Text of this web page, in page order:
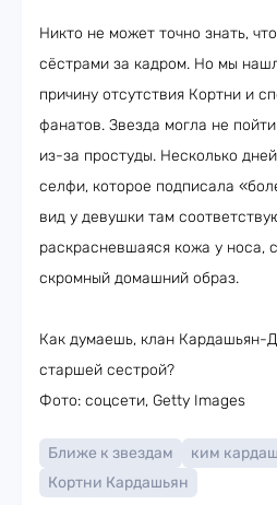
Никто не может точно знать,
сёстрами за кадром. Но мы
причину отсутствия Кортни и
фанатов. Звезда могла не
из-за простуды. Несколько
селфи, которое подписала
вид у девушки там
раскрасневшаяся кожа у носа,
скромный домашний образ.
Как думаешь, клан Кардашьян-
старшей сестрой?
Фото: соцсети, Getty Images
Ближе к звездам
ким
Кортни Кардашьян